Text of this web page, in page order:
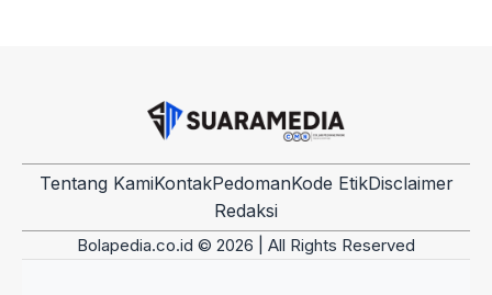
Tentang KamiKontakPedomanKode EtikDisclaimer
Redaksi
Bolapedia.co.id © 2026 | All Rights Reserved